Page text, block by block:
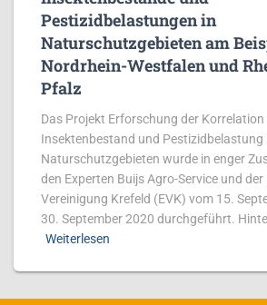
Pestizidbelastungen in
Naturschutzgebieten am
Nordrhein-Westfalen und
Pfalz
Das Projekt Erforschung der
Insektenbestand und Pestizidbelastung
Naturschutzgebieten wurde in enger
den Experten Buijs Agro-Service und
Vereinigung Krefeld (EVK) vom 15.
30. September 2020 durchgeführt.
Weiterlesen